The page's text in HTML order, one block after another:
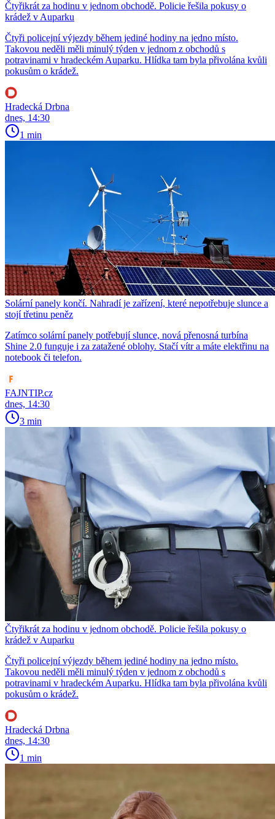
Čtyřikrát za hodinu v jednom obchodě. Policie řešila pokusy o
krádež v Auparku
Čtyři policejní výjezdy během jediné hodiny na jedno místo.
Takovou neděli měli minulý týden v jednom z obchodů s
potravinami v hradeckém Auparku. Hlídka tam byla přivolána kvůli
pokusům o krádež.
Hradecká Drbna
dnes, 14:30
1 min
Solární panely končí. Nahradí je zařízení, které nepotřebuje slunce a
stojí třetinu peněz
Zatímco solární panely potřebují slunce, nová přenosná turbína
Shine 2.0 funguje i za zatažené oblohy. Stačí vítr a máte elektřinu na
notebook či telefon.
FAJNTIP.cz
dnes, 14:30
3 min
Čtyřikrát za hodinu v jednom obchodě. Policie řešila pokusy o
krádež v Auparku
Čtyři policejní výjezdy během jediné hodiny na jedno místo.
Takovou neděli měli minulý týden v jednom z obchodů s
potravinami v hradeckém Auparku. Hlídka tam byla přivolána kvůli
pokusům o krádež.
Hradecká Drbna
dnes, 14:30
1 min